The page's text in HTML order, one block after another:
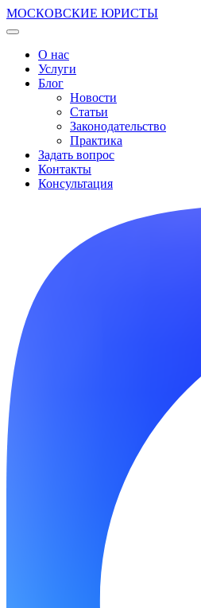
МОСКОВСКИЕ ЮРИСТЫ
О нас
Услуги
Блог
Новости
Статьи
Законодательство
Практика
Задать вопрос
Контакты
Консультация